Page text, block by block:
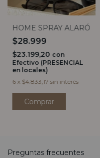
HOME SPRAY ALARÓ
$28.999
$23.199,20 con
Efectivo (PRESENCIAL
en locales)
6 x $4.833,17 sin interés
Preguntas frecuentes